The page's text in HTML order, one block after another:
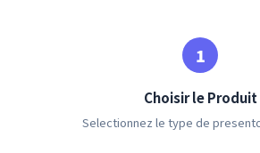
Choisir le Produit
Selectionnez le type de